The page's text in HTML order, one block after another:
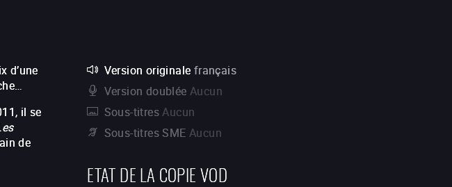
d’une
il se
de
Version originale français
Version doublée Aucun
Sous-titres Aucun
Sous-titres SME Aucun
ETAT DE LA COPIE VOD